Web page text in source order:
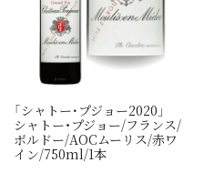
「シャトー･プジョー2020」
シャトー・プジョー/フランス/
ボルドー/AOCムーリス/赤ワ
イン/750ml/1本